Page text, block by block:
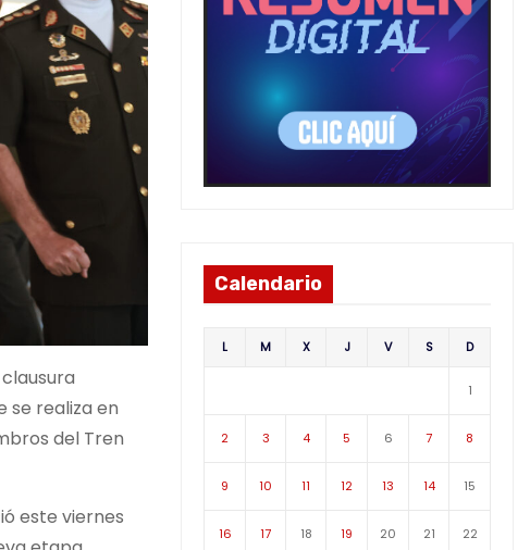
se realiza en
del Tren
este viernes
Calendario
L M X J V S D
1
2 3 4 5 6 7 8
9 10 11 12 13 14 15
16 17 18 19 20 21 22